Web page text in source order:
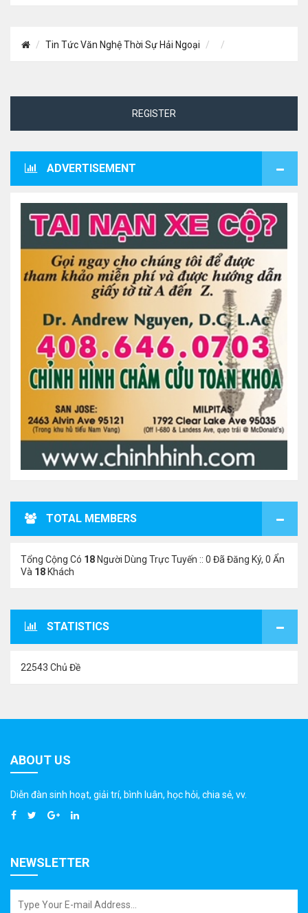
Tin Tức Văn Nghệ Thời Sự Hải Ngoại
REGISTER
ADVERTISEMENT
TOTAL MEMBERS
Tổng Cộng Có 18 Người Dùng Trực Tuyến :: 0 Đã Đăng Ký, 0 Ẩn
Và 18 Khách
STATISTICS
22543 Chủ Đề
ABOUT US
Diễn đàn sinh hoạt, giải trí, bình luân, học hỏi, chia sẻ, vv.
NEWSLETTER